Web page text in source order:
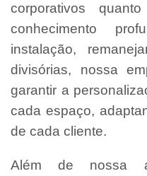
corporativos
conhecimento
instalação,
divisórias, nossa
garantir a
cada espaço,
de cada cliente.
Além de nossa